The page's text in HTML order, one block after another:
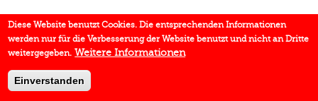
Diese Website benutzt Cookies. Die entsprechenden Informationen
werden nur für die Verbesserung der Website benutzt und nicht an Dritte
weitergegeben. Weitere Informationen
Einverstanden